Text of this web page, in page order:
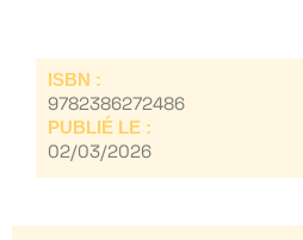
ISBN :
9782386272486
PUBLIÉ LE :
02/03/2026